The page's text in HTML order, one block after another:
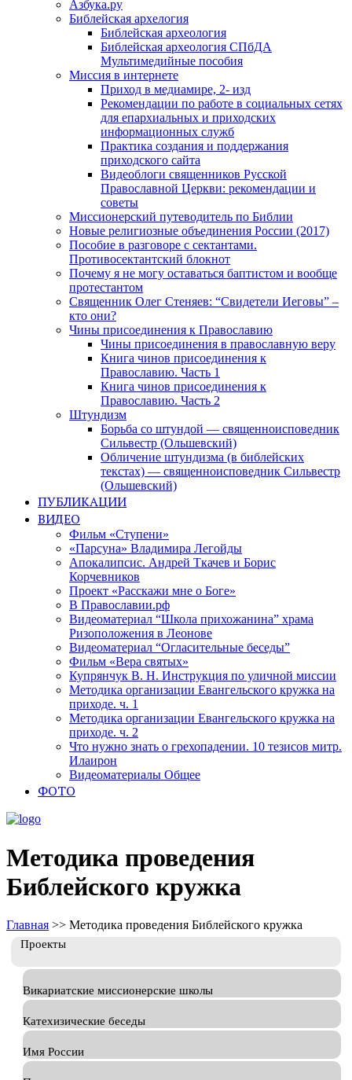
Азбука.ру
Библейская архелогия
Библейская археология
Библейская археология СПбДА
Мультимедийные пособия
Миссия в интернете
Приход в медиамире, 2- изд
Рекомендации по работе в социальных сетях
для епархиальных и приходских
информационных служб
Практика создания и поддержания
приходского сайта
Видеоблоги священников Русской
Православной Церкви: рекомендации и
советы
Миссионерский путеводитель по Библии
Новые религиозные объединения России (2017)
Пособие в разговоре с сектантами.
Противосектантский блокнот
Почему я не могу оставаться баптистом и вообще
протестантом
Священник Олег Стеняев: “Свидетели Иеговы” –
кто они?
Чины присоединения к Православию
Чины присоединения в православную веру
Книга чинов присоединения к
Православию. Часть 1
Книга чинов присоединения к
Православию. Часть 2
Штундизм
Борьба со штундой — священноисповедник
Сильвестр (Ольшевский)
Обличение штундизма (в библейских
текстах) — священноисповедник Сильвестр
(Ольшевский)
ПУБЛИКАЦИИ
ВИДЕО
Фильм «Ступени»
«Парсуна» Владимира Легойды
Апокалипсис. Андрей Ткачев и Борис
Корчевников
Проект «Расскажи мне о Боге»
В Православии.рф
Видеоматериал “Школа прихожанина” храма
Ризоположения в Леонове
Видеоматериал “Огласительные беседы”
Фильм «Вера святых»
Купрянчук В. Н. Инструкция по уличной миссии
Методика организации Евангельского кружка на
приходе. ч. 1
Методика организации Евангельского кружка на
приходе. ч. 2
Что нужно знать о грехопадении. 10 тезисов митр.
Илаирон
Видеоматериалы Общее
ФОТО
Методика проведения
Библейского кружка
Главная >> Методика проведения Библейского кружка
Проекты
Викариатские миссионерские школы
Катехизические беседы
Имя России